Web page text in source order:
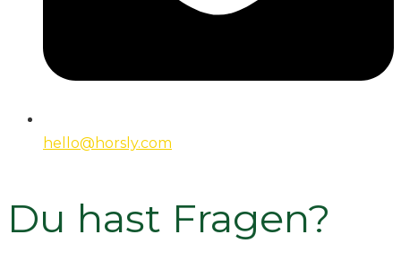
hello@horsly.com
Du hast Fragen?